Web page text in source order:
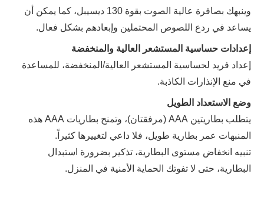
وينبهك بصافرة عالية الصوت بقوة 130 ديسيبل، كما يمكن أن
يساعد في ردع اللصوص المحتملين وإبعادهم بشكل فعال.
إعدادات حساسية المستشعر العالية والمنخفضة
إعداد فريد لحساسية المستشعر العالية/المنخفضة، للمساعدة
في منع الإنذارات الكاذبة.
وضع الاستعداد الطويل
يتطلب بطاريتين AAA (مرفقتان)، وتمنح بطاريات AAA هذه
المنبهات عمر بطارية طويل، فلا داعي لتغييرها كثيراً.
تنبيه انخفاض مستوى البطارية، تذكير بضرورة استبدال
البطارية، حتى لا تفوتك الحماية الأمنية في المنزل.